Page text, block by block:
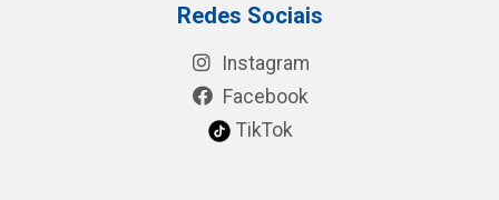
Redes Sociais
Instagram
Facebook
TikTok